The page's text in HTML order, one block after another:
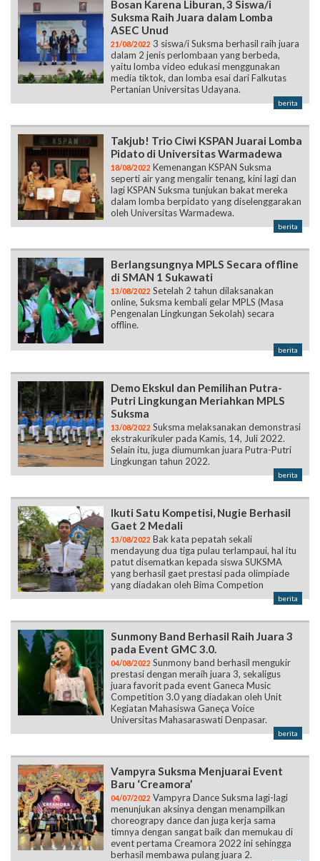
Bosan Karena Liburan, 3 Siswa/i
Suksma Raih Juara dalam Lomba
ASEC Unud
21/08/2022 3 siswa/i Suksma berhasil raih juara
dalam 2 jenis perlombaan yang berbeda,
yaitu lomba video edukasi menggunakan
media tiktok, dan lomba esai dari Falkutas
Pertanian Universitas Udayana.
berita
Takjub! Trio Ciwi KSPAN Juarai Lomba
Pidato di Universitas Warmadewa
18/08/2022 Kemenangan KSPAN Suksma
seperti air yang mengalir tenang, kini lagi dan
lagi KSPAN Suksma tunjukan bakat mereka
dalam lomba berpidato yang diselenggarakan
oleh Universitas Warmadewa.
berita
Berlangsungnya MPLS Secara offline
di SMAN 1 Sukawati
13/08/2022 Setelah 2 tahun dilaksanakan
online, Suksma kembali gelar MPLS (Masa
Pengenalan Lingkungan Sekolah) secara
offline.
berita
Demo Ekskul dan Pemilihan Putra-
Putri Lingkungan Meriahkan MPLS
Suksma
13/08/2022 Suksma melaksanakan demonstrasi
ekstrakurikuler pada Kamis, 14, Juli 2022.
Selain itu, juga diumumkan juara Putra-Putri
Lingkungan tahun 2022.
berita
Ikuti Satu Kompetisi, Nugie Berhasil
Gaet 2 Medali
13/08/2022 Bak kata pepatah sekali
mendayung dua tiga pulau terlampaui, hal itu
patut disematkan kepada siswa SUKSMA
yang berhasil gaet prestasi pada olimpiade
yang diadakan oleh Bima Competion
berita
Sunmony Band Berhasil Raih Juara 3
pada Event GMC 3.0.
04/08/2022 Sunmony band berhasil mengukir
prestasi dengan meraih juara 3, sekaligus
juara favorit pada event Ganeca Music
Competition 3.0 yang diadakan oleh Unit
Kegiatan Mahasiswa Ganeça Voice
Universitas Mahasaraswati Denpasar.
berita
Vampyra Suksma Menjuarai Event
Baru ‘Creamora’
04/07/2022 Vampyra Dance Suksma lagi-lagi
menunjukan aksinya dengan menampilkan
choreograpy dance dan juga kerja sama
timnya dengan sangat baik dan memukau di
event pertama Creamora 2022 ini sehingga
berhasil membawa pulang juara 2.